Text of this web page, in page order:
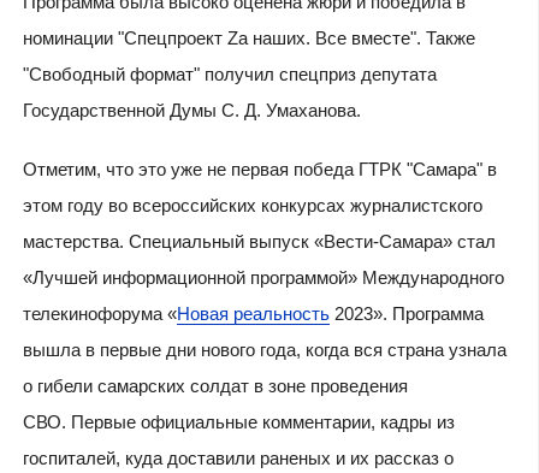
номинации "Спецпроект Zа наших. Все вместе". Также
"Свободный формат" получил спецприз депутата
Государственной Думы С. Д. Умаханова.
Отметим, что это уже не первая победа ГТРК "Самара" в
этом году во всероссийских конкурсах журналистского
мастерства. Специальный выпуск «Вести-Самара» стал
«Лучшей информационной программой» Международного
телекинофорума «Новая реальность2023». Программа
вышла в первые дни нового года, когда вся страна узнала
о гибели самарских солдат в зоне проведения
СВО. Первые официальные комментарии, кадры из
госпиталей, куда доставили раненых и их рассказ о